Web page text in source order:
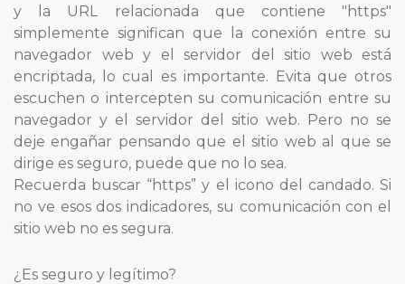
y la URL relacionada que contiene "https"
simplemente significan que la conexión entre su
navegador web y el servidor del sitio web está
encriptada, lo cual es importante. Evita que otros
escuchen o intercepten su comunicación entre su
navegador y el servidor del sitio web. Pero no se
deje engañar pensando que el sitio web al que se
dirige es seguro, puede que no lo sea.
Recuerda buscar “https” y el icono del candado. Si
no ve esos dos indicadores, su comunicación con el
sitio web no es segura.
¿Es seguro y legítimo?